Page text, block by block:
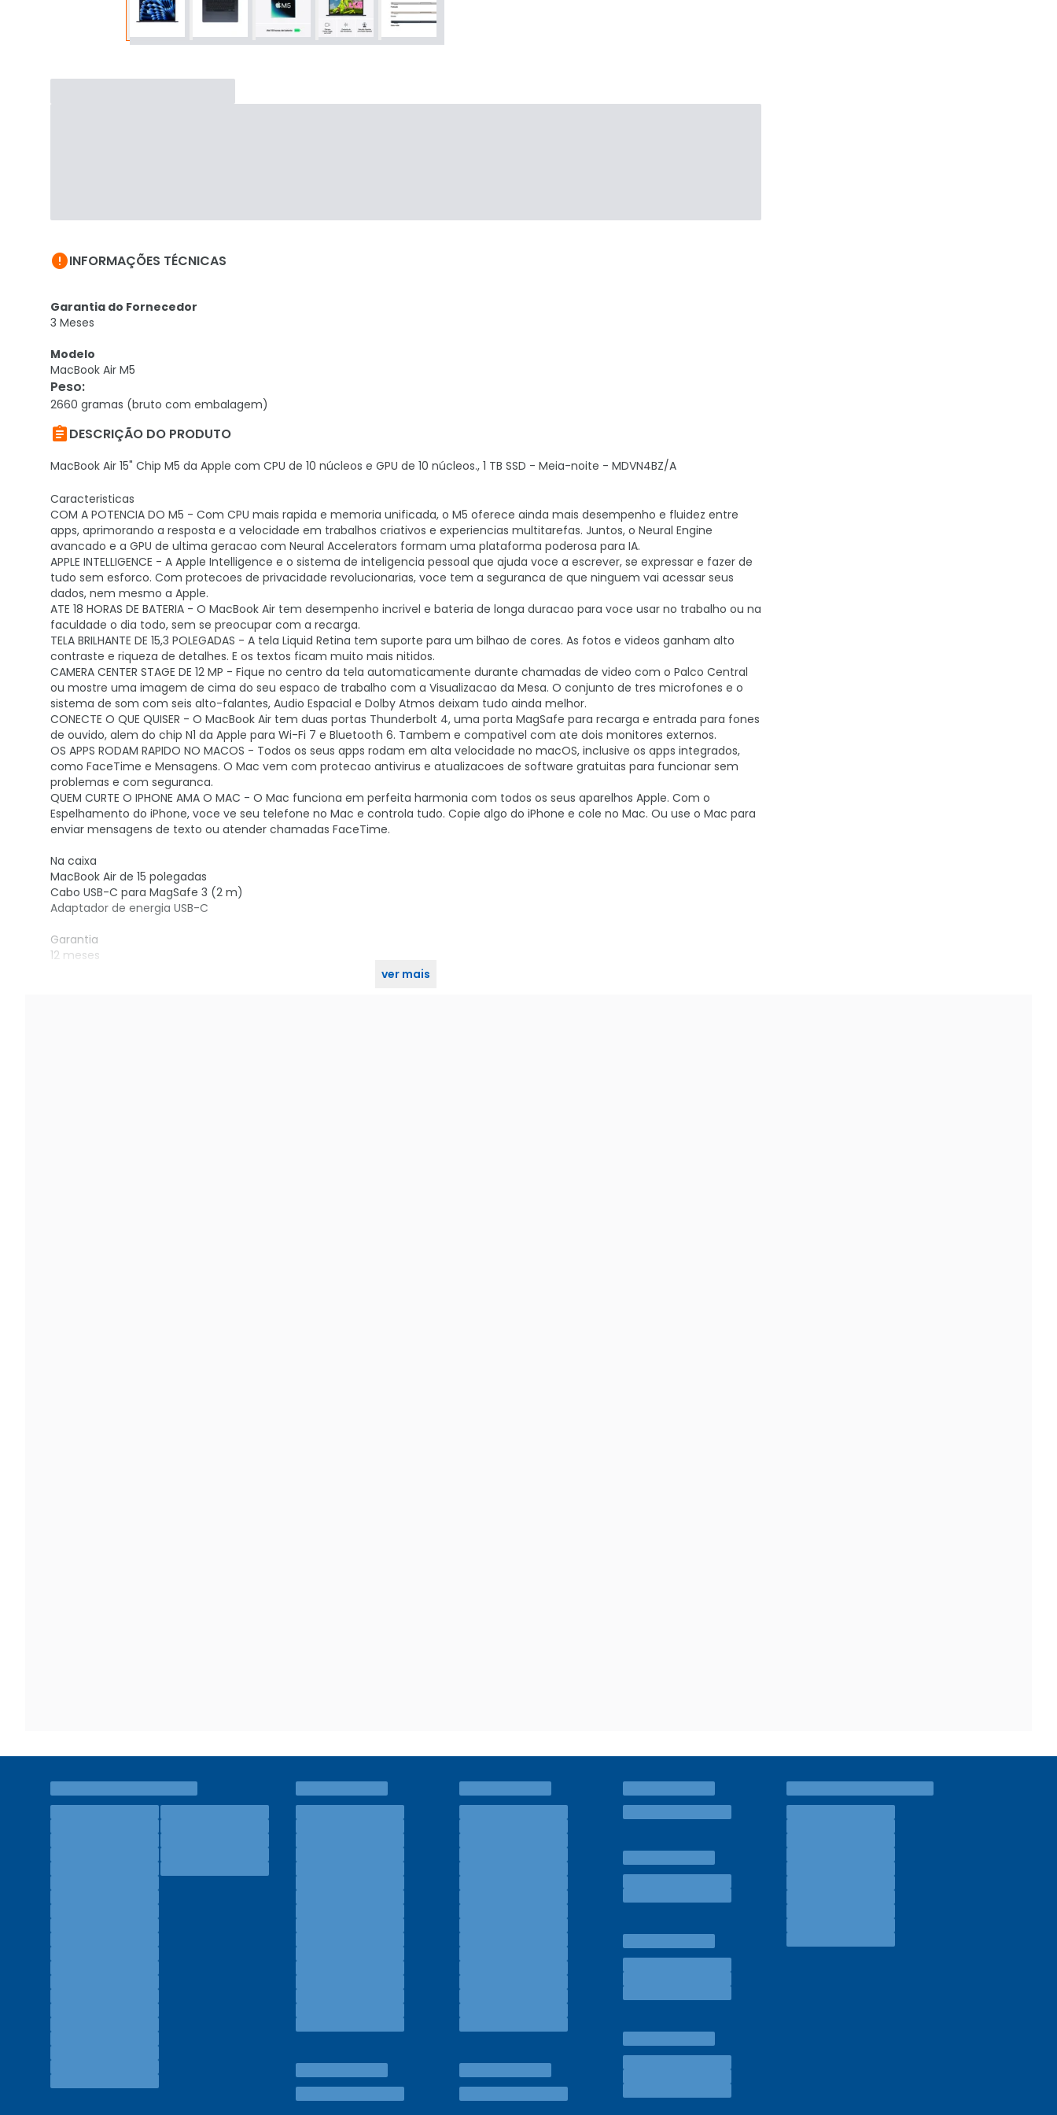
INFORMAÇÕES TÉCNICAS
Garantia do Fornecedor
3 Meses
Modelo
MacBook Air M5
Peso:
2660 gramas (bruto com embalagem)
DESCRIÇÃO DO PRODUTO
MacBook Air 15" Chip M5 da Apple com CPU de 10 núcleos e GPU de 10 núcleos., 1 TB SSD - Meia-noite - MDVN4BZ/A
Caracteristicas
COM A POTENCIA DO M5 - Com CPU mais rapida e memoria unificada, o M5 oferece ainda mais desempenho e fluidez entre
apps, aprimorando a resposta e a velocidade em trabalhos criativos e experiencias multitarefas. Juntos, o Neural Engine
avancado e a GPU de ultima geracao com Neural Accelerators formam uma plataforma poderosa para IA.
APPLE INTELLIGENCE - A Apple Intelligence e o sistema de inteligencia pessoal que ajuda voce a escrever, se expressar e fazer de
tudo sem esforco. Com protecoes de privacidade revolucionarias, voce tem a seguranca de que ninguem vai acessar seus
dados, nem mesmo a Apple.
ATE 18 HORAS DE BATERIA - O MacBook Air tem desempenho incrivel e bateria de longa duracao para voce usar no trabalho ou na
faculdade o dia todo, sem se preocupar com a recarga.
TELA BRILHANTE DE 15,3 POLEGADAS - A tela Liquid Retina tem suporte para um bilhao de cores. As fotos e videos ganham alto
contraste e riqueza de detalhes. E os textos ficam muito mais nitidos.
CAMERA CENTER STAGE DE 12 MP - Fique no centro da tela automaticamente durante chamadas de video com o Palco Central
ou mostre uma imagem de cima do seu espaco de trabalho com a Visualizacao da Mesa. O conjunto de tres microfones e o
sistema de som com seis alto-falantes, Audio Espacial e Dolby Atmos deixam tudo ainda melhor.
CONECTE O QUE QUISER - O MacBook Air tem duas portas Thunderbolt 4, uma porta MagSafe para recarga e entrada para fones
de ouvido, alem do chip N1 da Apple para Wi-Fi 7 e Bluetooth 6. Tambem e compativel com ate dois monitores externos.
OS APPS RODAM RAPIDO NO MACOS - Todos os seus apps rodam em alta velocidade no macOS, inclusive os apps integrados,
como FaceTime e Mensagens. O Mac vem com protecao antivirus e atualizacoes de software gratuitas para funcionar sem
problemas e com seguranca.
QUEM CURTE O IPHONE AMA O MAC - O Mac funciona em perfeita harmonia com todos os seus aparelhos Apple. Com o
Espelhamento do iPhone, voce ve seu telefone no Mac e controla tudo. Copie algo do iPhone e cole no Mac. Ou use o Mac para
enviar mensagens de texto ou atender chamadas FaceTime.
Na caixa
MacBook Air de 15 polegadas
Cabo USB-C para MagSafe 3 (2 m)
Adaptador de energia USB-C
Garantia
12 meses
ver mais